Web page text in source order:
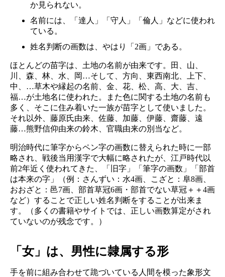
か見られない。
名前には、「達人」「守人」「倫人」などに使われ
ている。
姓名判断の画数は、やはり「2画」である。
ほとんどの苗字は、土地の名前が由来です。田、山、
川、森、林、水、岡…そして、方向、東西南北、上下、
中、…草木や縁起の名前、金、花、松、高、大、吉、
福…が土地名に使われた。また色に関する土地の名前も
多く、そこに住み着いた一族が苗字として使いました。
それ以外、藤原氏由来、佐藤、加藤、伊藤、齋藤、遠
藤…熊野信仰由来の鈴木、官職由来の別当など。
明治時代に筆字からペン字の画数に替えられた時に一部
略され、戦後当用漢字で大幅に略されたが、江戸時代以
前2年近く使われてきた、「旧字」「筆字の画数」「部首
は本来の字」（例：さんずい：水4画、こざと：阜8画、
おおざと：邑7画、部首草冠6画・部首でない草冠＋＋4画
など）することで正しい姓名判断をすることが出来ま
す。（多くの書籍やサイトでは、正しい画数算定がされ
ていないのが残念です。）
「女」は、男性に隷属する形
手を前に組み合わせて跪づいている人間を模った象形文